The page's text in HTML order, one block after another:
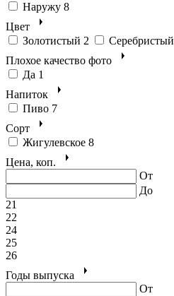
Наружу 8
Цвет
Золотистый 2 Серебристый
Плохое качество фото
Да 1
Напиток
Пиво 7
Сорт
Жигулевское 8
Цена, коп.
От
До
21
22
24
25
26
Годы выпуска
От